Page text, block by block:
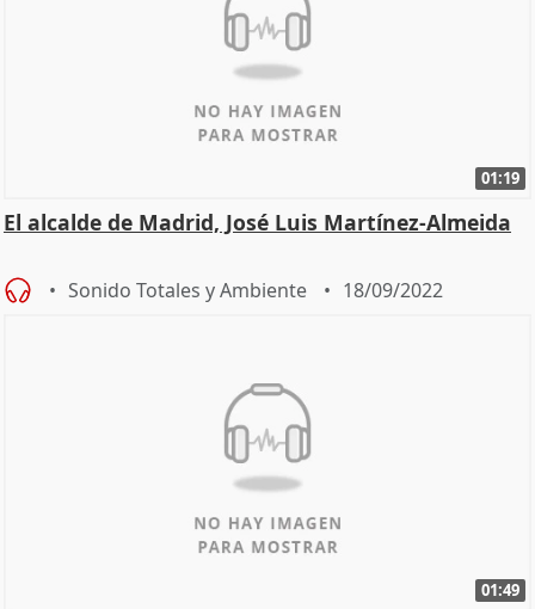
01:19
El alcalde de Madrid, José Luis Martínez-Almeida
Sonido Totales y Ambiente 18/09/2022
01:49